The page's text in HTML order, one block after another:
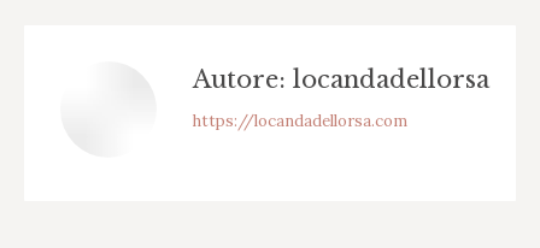
Autore: locandadellorsa
https://locandadellorsa.com